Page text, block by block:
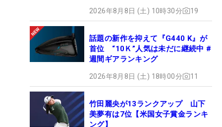
2026年8月8日 (土) 10時30分 19
話題の新作を抑えて『G440 K』が
首位 “10Ｋ”人気は未だに継続中 #
週間ギアランキング
2026年8月8日 (土) 18時00分 11
竹田麗央が13ランクアップ 山下
美夢有は7位【米国女子賞金ランキ
ング】